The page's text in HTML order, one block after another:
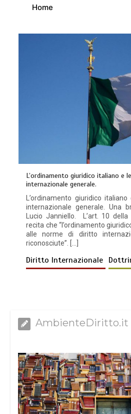
Home
L’ordinamento giuridico italiano e
internazionale generale.
L’ordinamento giuridico
internazionale generale. Una
Lucio Janniello. L’art. 10
recita che “l’ordinamento
alle norme di diritto
riconosciute”. […]
Diritto Internazionale
AmbienteDiritto.it